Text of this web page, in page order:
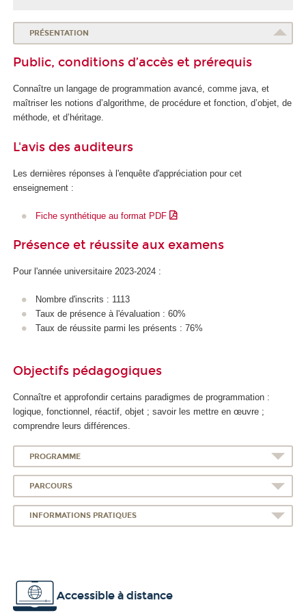
d
u
n
m
é
r
q
e
e
d
l
I
PRÉSENTATION
Public, conditions d’accès et prérequis
Connaître un langage de programmation avancé, comme java, et
maîtriser les notions d’algorithme, de procédure et fonction, d’objet, de
méthode, et d’héritage.
L'avis des auditeurs
Les dernières réponses à l'enquête d'appréciation pour cet
enseignement :
Fiche synthétique au format PDF
Présence et réussite aux examens
Pour l'année universitaire 2023-2024 :
Nombre d'inscrits : 1113
Taux de présence à l'évaluation : 60%
Taux de réussite parmi les présents : 76%
Objectifs pédagogiques
Connaître et approfondir certains paradigmes de programmation :
logique, fonctionnel, réactif, objet ; savoir les mettre en œuvre ;
comprendre leurs différences.
PROGRAMME
PARCOURS
INFORMATIONS PRATIQUES
Accessible à distance